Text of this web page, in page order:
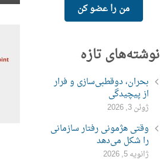
من را عضو کن
نوشته‌های تازه
بحران، دوقطبی‌سازی و فرار
از پیچیدگی
ژوئن 3, 2026
وقتی هژمونی رفتار سازمانی
را شکل می‌دهد
ژانویه 5, 2026